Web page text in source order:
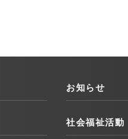
お知らせ
社会福祉活動